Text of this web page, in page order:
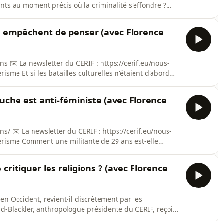
au moment précis où la criminalité s'effondre ?
de penser (avec Florence
✉️ La newsletter du CERIF : https://cerif.eu/nous-
d'abord
est anti-féministe (avec Florence
✉️ La newsletter du CERIF : https://cerif.eu/nous-
Comment une militante de 29 ans est-elle
les religions ? (avec Florence
Occident, revient-il discrètement par les
Blackler, anthropologue présidente du CERIF, reçoit